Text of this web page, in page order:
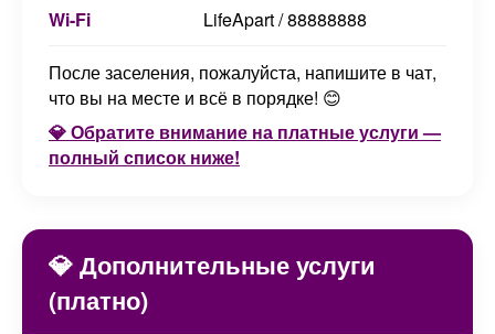
Wi-Fi LifeApart / 88888888
После заселения, пожалуйста, напишите в чат,
что вы на месте и всё в порядке! 😊
💎 Обратите внимание на платные услуги —
полный список ниже!
💎 Дополнительные услуги
(платно)